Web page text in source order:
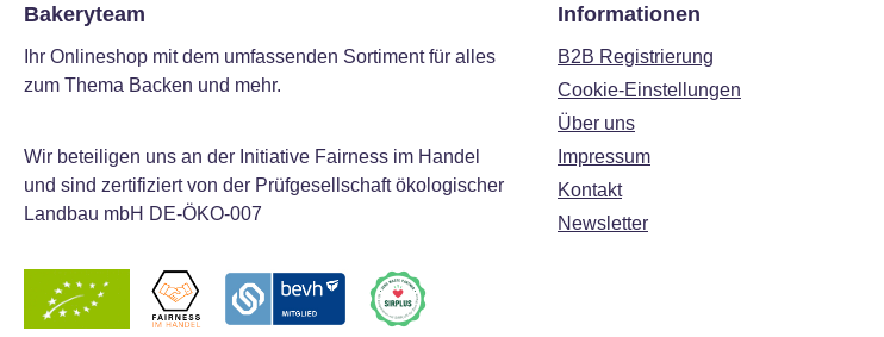
Bakeryteam
Ihr Onlineshop mit dem umfassenden Sortiment für alles
zum Thema Backen und mehr.
Wir beteiligen uns an der Initiative Fairness im Handel
und sind zertifiziert von der Prüfgesellschaft ökologischer
Landbau mbH DE-ÖKO-007
Informationen
B2B Registrierung
Cookie-Einstellungen
Über uns
Impressum
Kontakt
Newsletter